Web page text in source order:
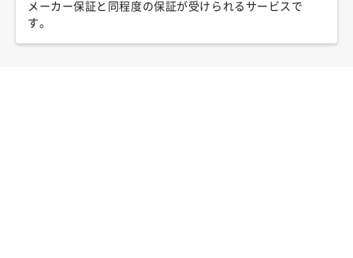
メーカー保証と同程度の保証が受けられるサービスで
す。